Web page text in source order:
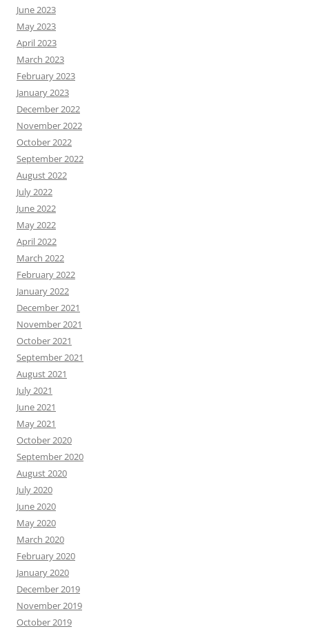
June 2023
May 2023
April 2023
March 2023
February 2023
January 2023
December 2022
November 2022
October 2022
September 2022
August 2022
July 2022
June 2022
May 2022
April 2022
March 2022
February 2022
January 2022
December 2021
November 2021
October 2021
September 2021
August 2021
July 2021
June 2021
May 2021
October 2020
September 2020
August 2020
July 2020
June 2020
May 2020
March 2020
February 2020
January 2020
December 2019
November 2019
October 2019